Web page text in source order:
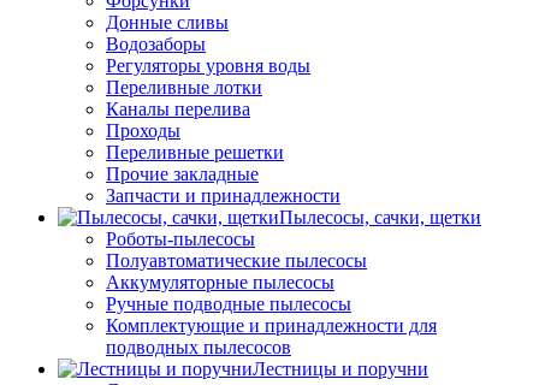
Донные сливы
Водозаборы
Регуляторы уровня воды
Переливные лотки
Каналы перелива
Проходы
Переливные решетки
Прочие закладные
Запчасти и принадлежности
Пылесосы, сачки, щетки
Роботы-пылесосы
Полуавтоматические пылесосы
Аккумуляторные пылесосы
Ручные подводные пылесосы
Комплектующие и принадлежности для
подводных пылесосов
Лестницы и поручни